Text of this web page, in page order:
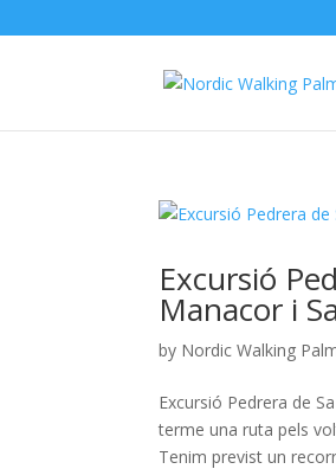
Excursió
Manacor i
by Nordic Walking
Excursió Pedrera de
terme una ruta pels
Tenim previst un